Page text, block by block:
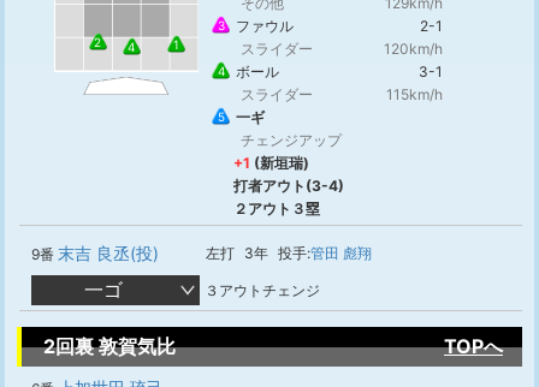
1
2 4
3 ファウル
2-1
スライダー
120km/h
4 ボール
3-1
スライダー
115km/h
5
一ギ
チェンジアップ
+1 (新垣瑞)
打者アウト(3-4)
２アウト３塁
9番 末吉 良丞(投) 左打 3年 投手:管田 彪翔
一ゴ ３アウトチェンジ
2回裏 敦賀気比 TOPへ